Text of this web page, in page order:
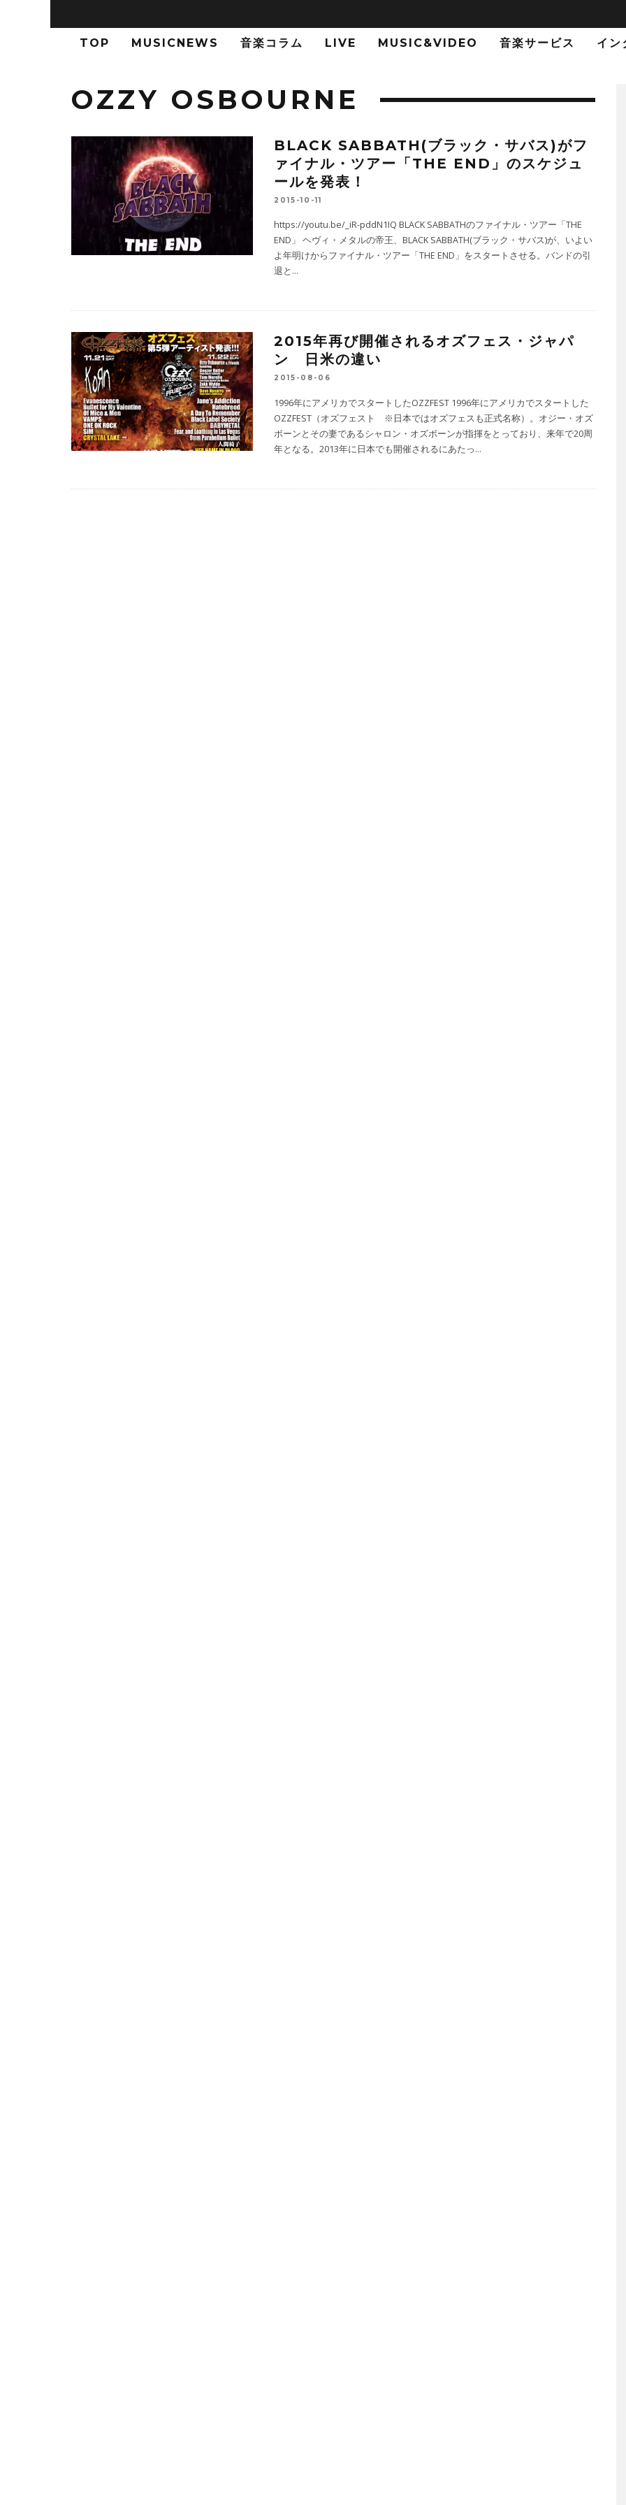
TOP MUSICNEWS 音楽コラム LIVE MUSIC&VIDEO 音楽サービス イン
OZZY OSBOURNE
BLACK SABBATH(ブラック・サバス)がフ
ァイナル・ツアー「THE END」のスケジュ
ールを発表！
2015-10-11
https://youtu.be/_iR-pddN1IQ BLACK SABBATHのファイナル・ツアー「THE
END」 ヘヴィ・メタルの帝王、BLACK SABBATH(ブラック・サバス)が、いよい
よ年明けからファイナル・ツアー「THE END」をスタートさせる。バンドの引
退と ...
2015年再び開催されるオズフェス・ジャパ
ン 日米の違い
2015-08-06
1996年にアメリカでスタートしたOZZFEST 1996年にアメリカでスタートした
OZZFEST（オズフェスト ※日本ではオズフェスも正式名称）。オジー・オズ
ボーンとその妻であるシャロン・オズボーンが指揮をとっており、来年で20周
年となる。2013年に日本でも開催されるにあたっ...